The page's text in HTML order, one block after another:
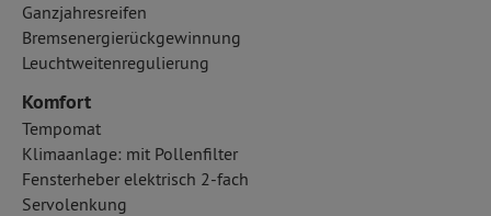
Ganzjahresreifen
Bremsenergierückgewinnung
Leuchtweitenregulierung
Komfort
Tempomat
Klimaanlage: mit Pollenfilter
Fensterheber elektrisch 2-fach
Servolenkung